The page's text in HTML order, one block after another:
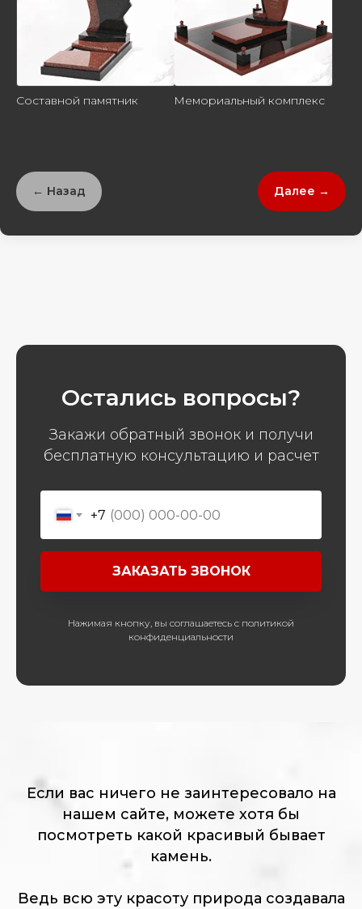
Составной памятник Мемориальный комплекс
← Назад Далее →
Остались вопросы?
Закажи обратный звонок и получи
бесплатную консультацию и расчет
+7
ЗАКАЗАТЬ ЗВОНОК
Нажимая кнопку, вы соглашаетесь с политикой
конфиденциальности
Если вас ничего не заинтересовало на
нашем сайте, можете хотя бы
посмотреть какой красивый бывает
камень.
Ведь всю эту красоту природа создавала